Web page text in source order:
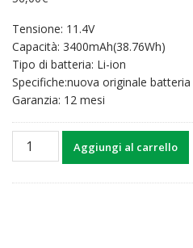
Tensione: 11.4V
Capacità: 3400mAh(38.76Wh)
Tipo di batteria: Li-ion
Specifiche:nuova originale batteria
Garanzia: 12 mesi
Batteria
Aggiungi al carrello